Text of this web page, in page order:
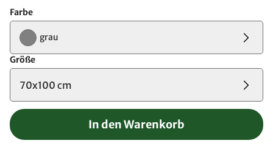
Farbe
grau
Größe
70x100 cm
In den Warenkorb